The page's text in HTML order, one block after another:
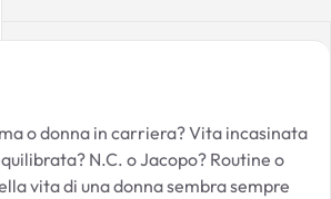
o donna in carriera? Vita incasinata
N.C. o Jacopo? Routine o
vita di una donna sembra sempre